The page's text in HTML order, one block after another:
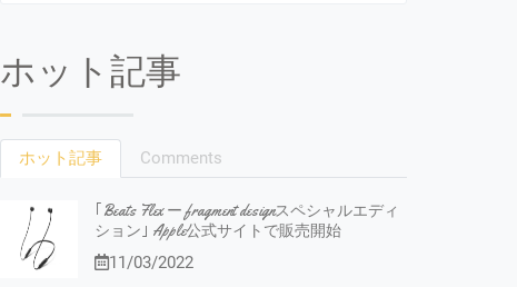
ホット記事
ホット記事 Comments
｢Beats Flex ー fragment designスペシャルエディ
ション｣ Apple公式サイトで販売開始
11/03/2022